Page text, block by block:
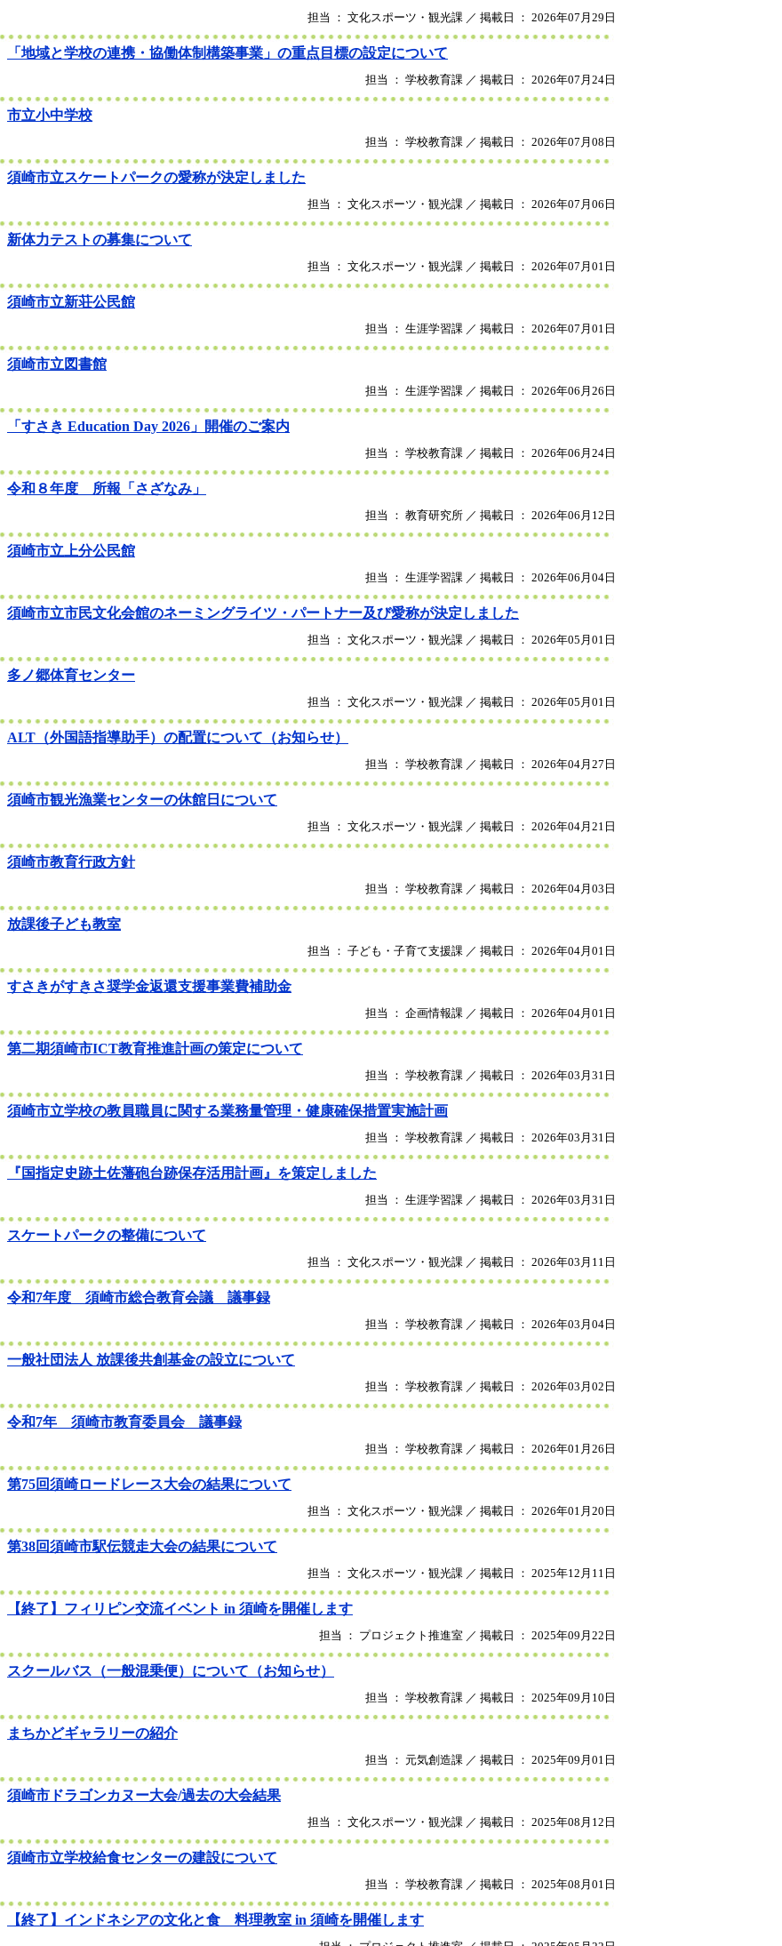
担当 ： 文化スポーツ・観光課 ／ 掲載日 ： 2026年07月29日
「地域と学校の連携・協働体制構築事業」の重点目標の設定について
担当 ： 学校教育課 ／ 掲載日 ： 2026年07月24日
市立小中学校
担当 ： 学校教育課 ／ 掲載日 ： 2026年07月08日
須崎市立スケートパークの愛称が決定しました
担当 ： 文化スポーツ・観光課 ／ 掲載日 ： 2026年07月06日
新体力テストの募集について
担当 ： 文化スポーツ・観光課 ／ 掲載日 ： 2026年07月01日
須崎市立新荘公民館
担当 ： 生涯学習課 ／ 掲載日 ： 2026年07月01日
須崎市立図書館
担当 ： 生涯学習課 ／ 掲載日 ： 2026年06月26日
「すさき Education Day 2026」開催のご案内
担当 ： 学校教育課 ／ 掲載日 ： 2026年06月24日
令和８年度 所報「さざなみ」
担当 ： 教育研究所 ／ 掲載日 ： 2026年06月12日
須崎市立上分公民館
担当 ： 生涯学習課 ／ 掲載日 ： 2026年06月04日
須崎市立市民文化会館のネーミングライツ・パートナー及び愛称が決定しました
担当 ： 文化スポーツ・観光課 ／ 掲載日 ： 2026年05月01日
多ノ郷体育センター
担当 ： 文化スポーツ・観光課 ／ 掲載日 ： 2026年05月01日
ALT（外国語指導助手）の配置について（お知らせ）
担当 ： 学校教育課 ／ 掲載日 ： 2026年04月27日
須崎市観光漁業センターの休館日について
担当 ： 文化スポーツ・観光課 ／ 掲載日 ： 2026年04月21日
須崎市教育行政方針
担当 ： 学校教育課 ／ 掲載日 ： 2026年04月03日
放課後子ども教室
担当 ： 子ども・子育て支援課 ／ 掲載日 ： 2026年04月01日
すさきがすきさ奨学金返還支援事業費補助金
担当 ： 企画情報課 ／ 掲載日 ： 2026年04月01日
第二期須崎市ICT教育推進計画の策定について
担当 ： 学校教育課 ／ 掲載日 ： 2026年03月31日
須崎市立学校の教員職員に関する業務量管理・健康確保措置実施計画
担当 ： 学校教育課 ／ 掲載日 ： 2026年03月31日
『国指定史跡土佐藩砲台跡保存活用計画』を策定しました
担当 ： 生涯学習課 ／ 掲載日 ： 2026年03月31日
スケートパークの整備について
担当 ： 文化スポーツ・観光課 ／ 掲載日 ： 2026年03月11日
令和7年度 須崎市総合教育会議 議事録
担当 ： 学校教育課 ／ 掲載日 ： 2026年03月04日
一般社団法人 放課後共創基金の設立について
担当 ： 学校教育課 ／ 掲載日 ： 2026年03月02日
令和7年 須崎市教育委員会 議事録
担当 ： 学校教育課 ／ 掲載日 ： 2026年01月26日
第75回須崎ロードレース大会の結果について
担当 ： 文化スポーツ・観光課 ／ 掲載日 ： 2026年01月20日
第38回須崎市駅伝競走大会の結果について
担当 ： 文化スポーツ・観光課 ／ 掲載日 ： 2025年12月11日
【終了】フィリピン交流イベント in 須崎を開催します
担当 ： プロジェクト推進室 ／ 掲載日 ： 2025年09月22日
スクールバス（一般混乗便）について（お知らせ）
担当 ： 学校教育課 ／ 掲載日 ： 2025年09月10日
まちかどギャラリーの紹介
担当 ： 元気創造課 ／ 掲載日 ： 2025年09月01日
須崎市ドラゴンカヌー大会/過去の大会結果
担当 ： 文化スポーツ・観光課 ／ 掲載日 ： 2025年08月12日
須崎市立学校給食センターの建設について
担当 ： 学校教育課 ／ 掲載日 ： 2025年08月01日
【終了】インドネシアの文化と食 料理教室 in 須崎を開催します